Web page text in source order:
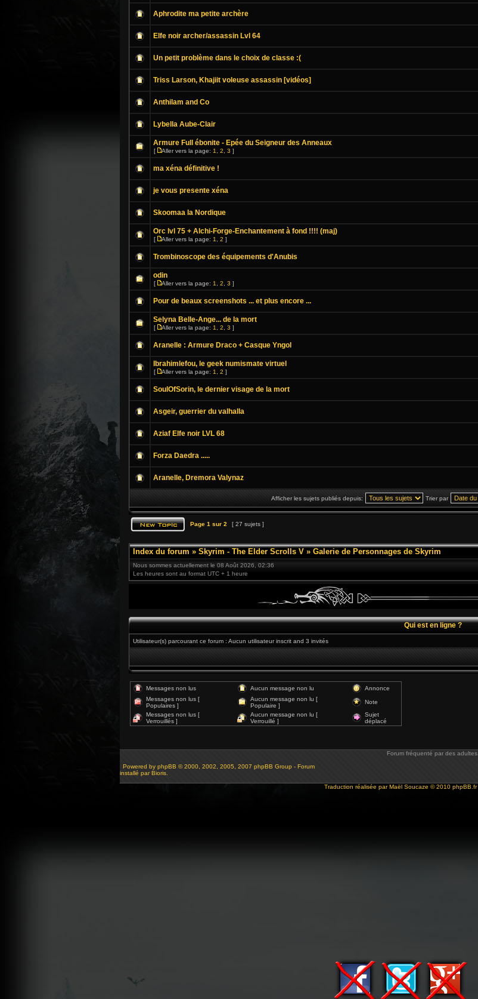
Aphrodite ma petite archère
Elfe noir archer/assassin Lvl 64
Un petit problème dans le choix de classe :(
Triss Larson, Khajiit voleuse assassin [vidéos]
Anthilam and Co
Lybella Aube-Clair
Armure Full ébonite - Epée du Seigneur des Anneaux
[ Aller vers la page: 1 2 3 ]
ma xéna définitive !
je vous presente xéna
Skoomaa la Nordique
Orc lvl 75 + Alchi-Forge-Enchantement à fond !!!! (maj)
[ Aller vers la page: 1 2 ]
Trombinoscope des équipements d'Anubis
odin
[ Aller vers la page: 1 2 3 ]
Pour de beaux screenshots ... et plus encore ...
Selyna Belle-Ange... de la mort
[ Aller vers la page: 1 2 3 ]
Aranelle : Armure Draco + Casque Yngol
Ibrahimlefou, le geek numismate virtuel
[ Aller vers la page: 1 2 ]
SoulOfSorin, le dernier visage de la mort
Asgeir, guerrier du valhalla
Aziaf Elfe noir LVL 68
Forza Daedra .....
Aranelle, Dremora Valynaz
Afficher les sujets publiés depuis: Trier par
Page 1 sur 2 [ 27 sujets ]
Index du forum » Skyrim - The Elder Scrolls V » Galerie de Personnages de Skyrim
Nous sommes actuellement le 08 Août 2026, 02:36
Les heures sont au format UTC + 1 heure
Qui est en ligne ?
Utilisateur(s) parcourant ce forum : Aucun utilisateur inscrit and 3 invités
Messages non lus Aucun message non lu
Annonce
Messages non lus [
Populaires ]
Aucun message non lu [
Populaire ]
Note
Messages non lus [
Verrouillés ]
Aucun message non lu [
Verrouillé ]
Sujet
déplacé
Forum fréquenté par des adultes.
Powered by phpBB © 2000, 2002, 2005, 2007 phpBB Group - Forum
installé par Bioris.
Traduction réalisée parMaël Soucaze © 2010 phpBB.fr